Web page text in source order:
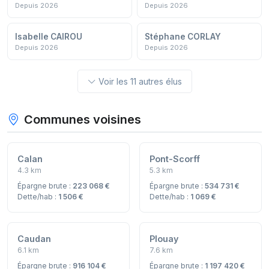
Depuis 2026 Depuis 2026
Isabelle CAIROU
Depuis 2026
Stéphane CORLAY
Depuis 2026
Voir les 11 autres élus
Communes voisines
Calan
4.3 km
Épargne brute : 223 068 €
Dette/hab : 1 506 €
Pont-Scorff
5.3 km
Épargne brute : 534 731 €
Dette/hab : 1 069 €
Caudan
6.1 km
Épargne brute : 916 104 €
Plouay
7.6 km
Épargne brute : 1 197 420 €